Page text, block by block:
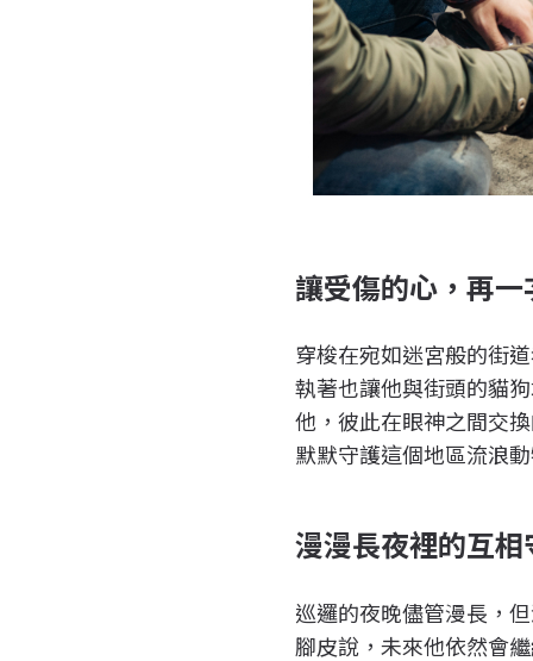
讓受傷的心，再
穿梭在宛如迷宮般的街
執著也讓他與街頭的貓
他，彼此在眼神之間交
默默守護這個地區流浪
漫漫長夜裡的互
巡邏的夜晚儘管漫長，
腳皮說，未來他依然會